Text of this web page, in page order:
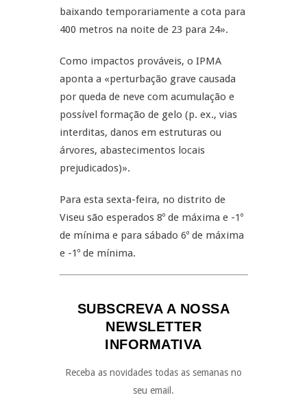
baixando temporariamente a cota para
400 metros na noite de 23 para 24».
Como impactos prováveis, o IPMA
aponta a «perturbação grave causada
por queda de neve com acumulação e
possível formação de gelo (p. ex., vias
interditas, danos em estruturas ou
árvores, abastecimentos locais
prejudicados)».
Para esta sexta-feira, no distrito de
Viseu são esperados 8º de máxima e -1º
de mínima e para sábado 6º de máxima
e -1º de mínima.
SUBSCREVA A NOSSA
NEWSLETTER
INFORMATIVA
Receba as novidades todas as semanas no
seu email.